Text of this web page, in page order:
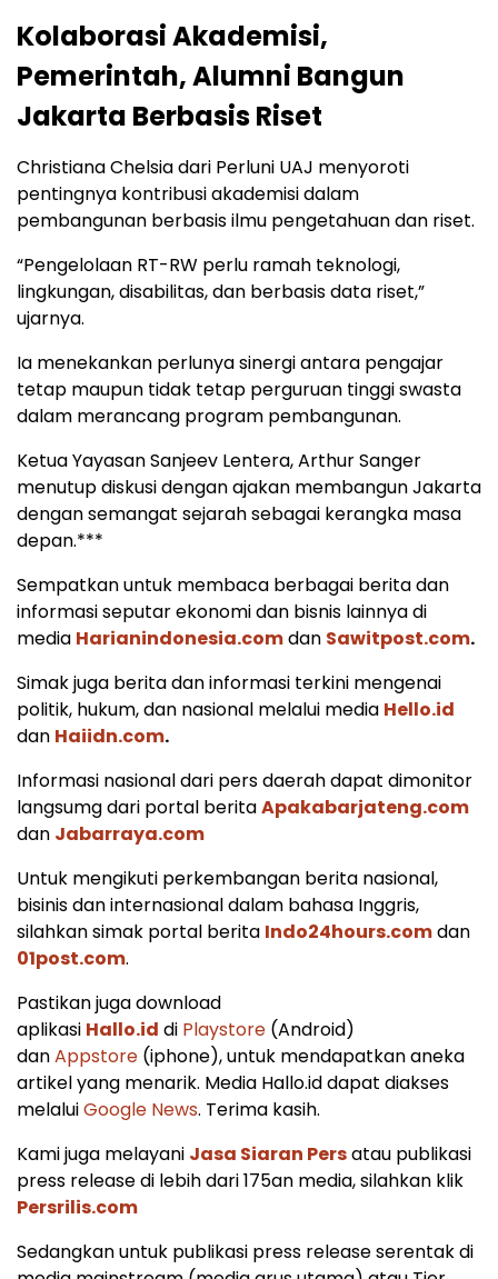
Kolaborasi Akademisi,
Pemerintah, Alumni Bangun
Jakarta Berbasis Riset
Christiana Chelsia dari Perluni UAJ menyoroti
pentingnya kontribusi akademisi dalam
pembangunan berbasis ilmu pengetahuan dan riset.
“Pengelolaan RT-RW perlu ramah teknologi,
lingkungan, disabilitas, dan berbasis data riset,”
ujarnya.
Ia menekankan perlunya sinergi antara pengajar
tetap maupun tidak tetap perguruan tinggi swasta
dalam merancang program pembangunan.
Ketua Yayasan Sanjeev Lentera, Arthur Sanger
menutup diskusi dengan ajakan membangun Jakarta
dengan semangat sejarah sebagai kerangka masa
depan.***
Sempatkan untuk membaca berbagai berita dan
informasi seputar ekonomi dan bisnis lainnya di
media Harianindonesia.comdan Sawitpost.com.
Simak juga berita dan informasi terkini mengenai
politik, hukum, dan nasional melalui media Hello.id
dan Haiidn.com.
Informasi nasional dari pers daerah dapat dimonitor
langsumg dari portal beritaApakabarjateng.com
dan Jabarraya.com
Untuk mengikuti perkembangan berita nasional,
bisinis dan internasional dalam bahasa Inggris,
silahkan simak portal berita Indo24hours.comdan
01post.com.
Pastikan juga download
aplikasi Hallo.id di Playstore (Android)
danAppstore (iphone), untuk mendapatkan aneka
artikel yang menarik. Media Hallo.id dapat diakses
melaluiGoogle News. Terima kasih.
Kami juga melayani Jasa Siaran Persatau publikasi
press release di lebih dari 175an media, silahkan klik
Persrilis.com
Sedangkan untuk publikasi press release serentak di